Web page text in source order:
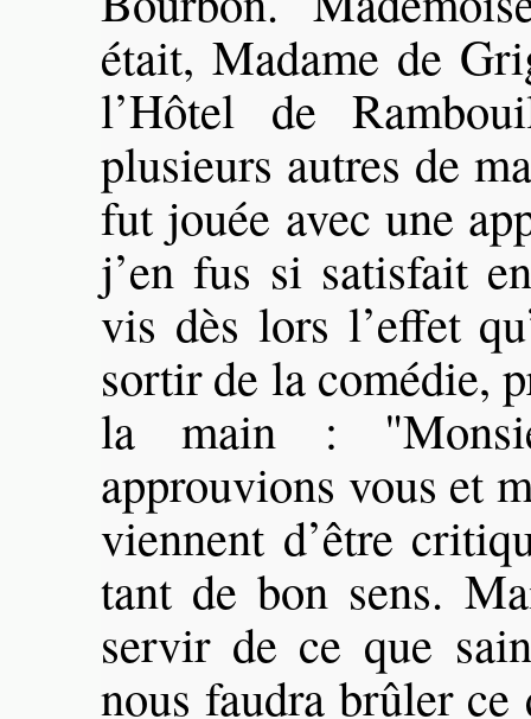
était, Madame de
l’Hôtel de
plusieurs autres de
fut jouée avec une
j’en fus si satisfait
vis dès lors l’effet
sortir de la comédie,
la main :
approuvions vous et
viennent d’être
tant de bon sens.
servir de ce que
nous faudra brûler ce